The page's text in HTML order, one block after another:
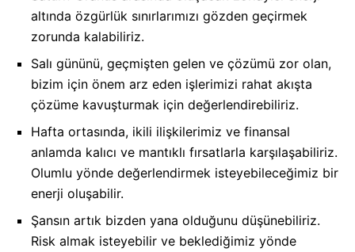
altında özgürlük sınırlarımızı gözden geçirmek
zorunda kalabiliriz.
Salı gününü, geçmişten gelen ve çözümü zor olan,
bizim için önem arz eden işlerimizi rahat akışta
çözüme kavuşturmak için değerlendirebiliriz.
Hafta ortasında, ikili ilişkilerimiz ve finansal
anlamda kalıcı ve mantıklı fırsatlarla karşılaşabiliriz.
Olumlu yönde değerlendirmek isteyebileceğimiz bir
enerji oluşabilir.
Şansın artık bizden yana olduğunu düşünebiliriz.
Risk almak isteyebilir ve beklediğimiz yönde